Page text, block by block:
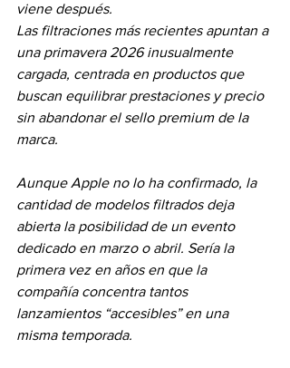
viene después.
Las filtraciones más recientes apuntan a
una primavera 2026 inusualmente
cargada, centrada en productos que
buscan equilibrar prestaciones y precio
sin abandonar el sello premium de la
marca.
Aunque Apple no lo ha confirmado, la
cantidad de modelos filtrados deja
abierta la posibilidad de un evento
dedicado en marzo o abril. Sería la
primera vez en años en que la
compañía concentra tantos
lanzamientos “accesibles” en una
misma temporada.